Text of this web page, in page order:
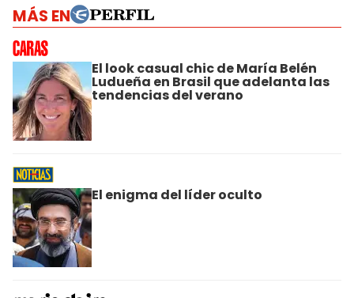
MÁS EN
El look casual chic de María Belén
Ludueña en Brasil que adelanta las
tendencias del verano
El enigma del líder oculto